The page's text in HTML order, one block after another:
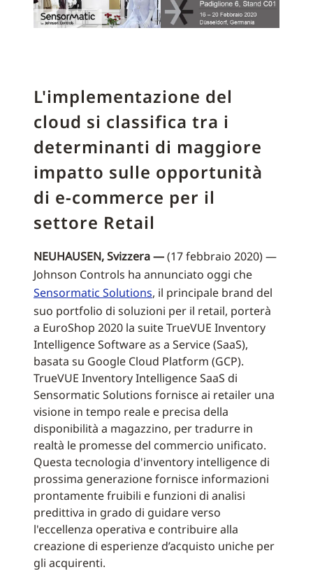
L'implementazione del
cloud si classifica tra i
determinanti di maggiore
impatto sulle opportunità
di e-commerce per il
settore Retail
NEUHAUSEN, Svizzera —(17 febbraio 2020) —
Johnson Controls ha annunciato oggi che
Sensormatic Solutions, il principale brand del
suo portfolio di soluzioni per il retail, porterà
a EuroShop 2020 la suite TrueVUE Inventory
Intelligence Software as a Service (SaaS),
basata su Google Cloud Platform (GCP).
TrueVUE Inventory Intelligence SaaS di
Sensormatic Solutions fornisce ai retailer una
visione in tempo reale e precisa della
disponibilità a magazzino, per tradurre in
realtà le promesse del commercio unificato.
Questa tecnologia d'inventory intelligence di
prossima generazione fornisce informazioni
prontamente fruibili e funzioni di analisi
predittiva in grado di guidare verso
l'eccellenza operativa e contribuire alla
creazione di esperienze d’acquisto uniche per
gli acquirenti.